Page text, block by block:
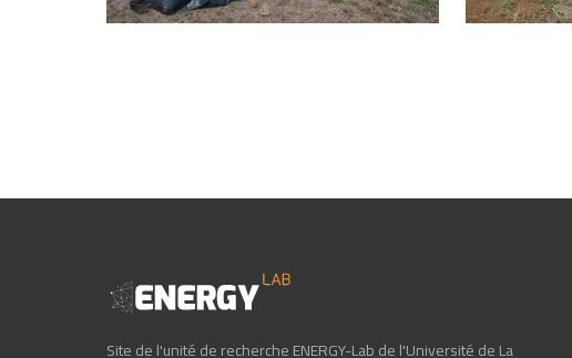
Site de l'unité de recherche ENERGY-Lab de l'Université de La